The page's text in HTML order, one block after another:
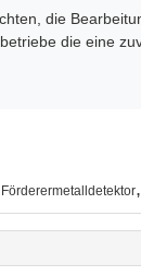
die
die eine
Förderermetalldetektor,